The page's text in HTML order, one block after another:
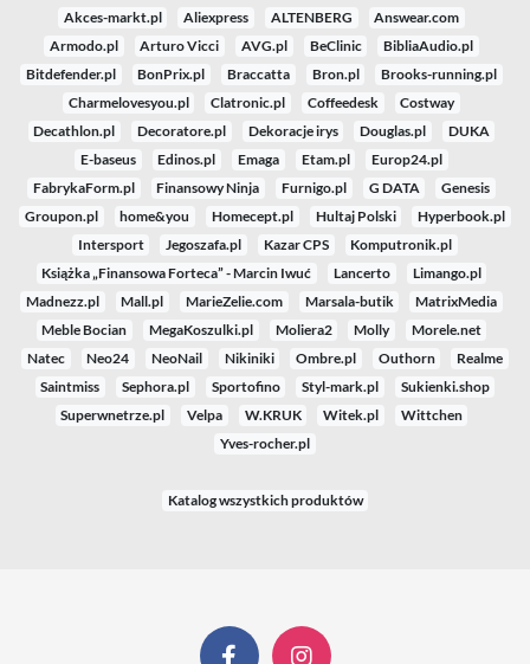
Akces-markt.pl Aliexpress ALTENBERG
Answear.com
Armodo.pl
Arturo Vicci AVG.pl BeClinic
BibliaAudio.pl
Bitdefender.pl
BonPrix.pl Braccatta Bron.pl
Brooks-running.pl
Charmelovesyou.pl
Clatronic.pl Coffeedesk
Costway
Decathlon.pl
Decoratore.pl Dekoracje irys Douglas.pl
DUKA
E-baseus
Edinos.pl Emaga Etam.pl
Europ24.pl
FabrykaForm.pl
Finansowy Ninja Furnigo.pl G DATA
Genesis
Groupon.pl
home&you Homecept.pl Hultaj Polski
Hyperbook.pl
Intersport
Jegoszafa.pl Kazar CPS
Komputronik.pl
Książka „Finansowa Forteca” - Marcin Iwuć
Lancerto
Limango.pl
Madnezz.pl
Mall.pl MarieZelie.com Marsala-butik
MatrixMedia
Meble Bocian
MegaKoszulki.pl Moliera2 Molly
Morele.net
Natec
Neo24 NeoNail Nikiniki Ombre.pl Outhorn
Realme
Saintmiss
Sephora.pl Sportofino Styl-mark.pl
Sukienki.shop
Superwnetrze.pl
Velpa W.KRUK Witek.pl
Wittchen
Yves-rocher.pl
Katalog wszystkich produktów